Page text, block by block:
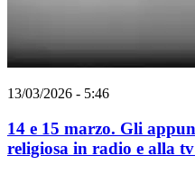
13/03/2026 - 5:46
14 e 15 marzo. Gli
religiosa in radio e alla